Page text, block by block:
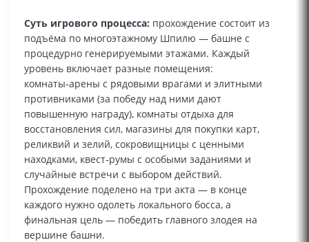
Суть игрового процесса: прохождение состоит из
подъёма по многоэтажному Шпилю — башне с
процедурно генерируемыми этажами. Каждый
уровень включает разные помещения:
комнаты‑арены с рядовыми врагами и элитными
противниками (за победу над ними дают
повышенную награду), комнаты отдыха для
восстановления сил, магазины для покупки карт,
реликвий и зелий, сокровищницы с ценными
находками, квест‑румы с особыми заданиями и
случайные встречи с выбором действий.
Прохождение поделено на три акта — в конце
каждого нужно одолеть локального босса, а
финальная цель — победить главного злодея на
вершине башни.